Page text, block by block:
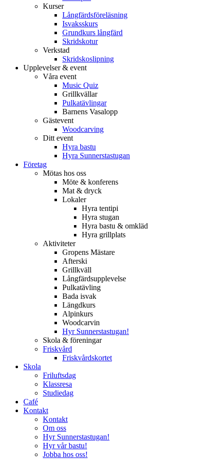
Kurser
Långfärdsföreläsning
Isvaksskurs
Grundkurs långfärd
Skridskotur
Verkstad
Skridskoslipning
Upplevelser & event
Våra event
Music Quiz
Grillkvällar
Pulkatävlingar
Barnens Vasalopp
Gästevent
Woodcarving
Ditt event
Hyra bastu
Hyra Sunnerstastugan
Företag
Mötas hos oss
Möte & konferens
Mat & dryck
Lokaler
Hyra tentipi
Hyra stugan
Hyra bastu & omkläd
Hyra grillplats
Aktiviteter
Gropens Mästare
Afterski
Grillkväll
Långfärdsupplevelse
Pulkatävling
Bada isvak
Längdkurs
Alpinkurs
Woodcarvin
Hyr Sunnerstastugan!
Skola & föreningar
Friskvård
Friskvårdskortet
Skola
Friluftsdag
Klassresa
Studiedag
Café
Kontakt
Kontakt
Om oss
Hyr Sunnerstastugan!
Hyr vår bastu!
Jobba hos oss!